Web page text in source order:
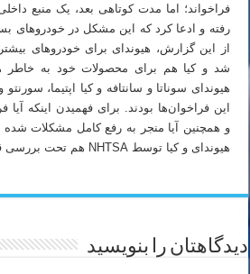
فراخواند؛ اما مدت کوتاهی بعد، یک منبع
رفته و ادعا کرد که این مشکل در خودروهای
از این گزارش، هیوندای برای خودروهای
شد و کیا هم برای محصولات خود به خاطر
هیوندای سوناتا و سانتافه و کیا اپتیما،
این فراخوان‌ها بودند. برای فهمیدن اینکه آیا
هیوندای و کیا توسط NHTSA هم تحت بررسی قرار گرفته‌اند.
دیدگاهتان را بنویسید